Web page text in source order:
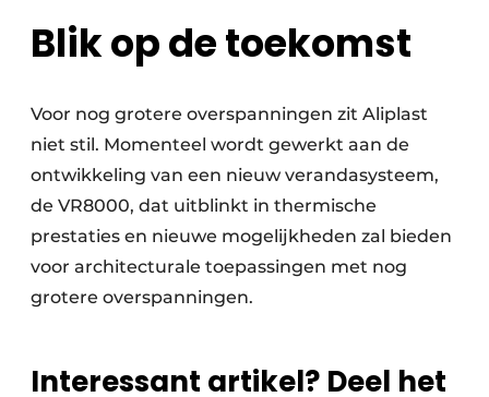
Blik op de toekomst
Voor nog grotere overspanningen zit Aliplast
niet stil. Momenteel wordt gewerkt aan de
ontwikkeling van een nieuw verandasysteem,
de VR8000, dat uitblinkt in thermische
prestaties en nieuwe mogelijkheden zal bieden
voor architecturale toepassingen met nog
grotere overspanningen.
Interessant artikel? Deel het